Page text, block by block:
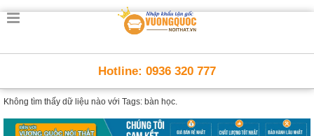
Hotline: 0936 320 777
Không tìm thấy dữ liệu nào với Tags: bàn học.